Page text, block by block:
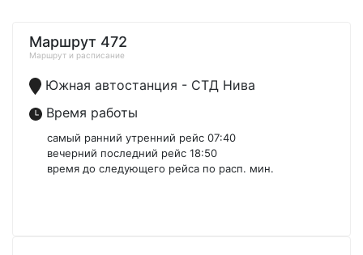
Маршрут 472
Маршрут и расписание
Южная автостанция - СТД Нива
Время работы
самый ранний утренний рейс 07:40
вечерний последний рейс 18:50
время до следующего рейса по расп. мин.